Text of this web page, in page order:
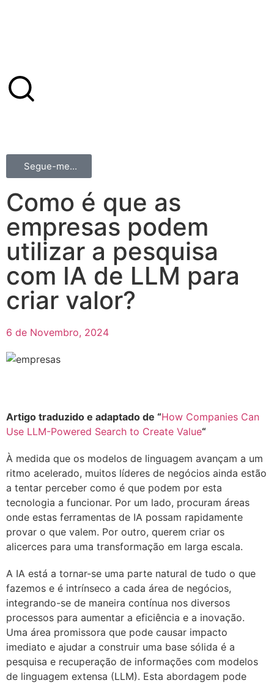
Segue-me...
Como é que as
empresas podem
utilizar a pesquisa
com IA de LLM para
criar valor?
6 de Novembro, 2024
Artigo traduzido e adaptado de “How Companies Can
Use LLM-Powered Search to Create Value“
À medida que os modelos de linguagem avançam a um
ritmo acelerado, muitos líderes de negócios ainda estão
a tentar perceber como é que podem por esta
tecnologia a funcionar. Por um lado, procuram áreas
onde estas ferramentas de IA possam rapidamente
provar o que valem. Por outro, querem criar os
alicerces para uma transformação em larga escala.
A IA está a tornar-se uma parte natural de tudo o que
fazemos e é intrínseco a cada área de negócios,
integrando-se de maneira contínua nos diversos
processos para aumentar a eficiência e a inovação.
Uma área promissora que pode causar impacto
imediato e ajudar a construir uma base sólida é a
pesquisa e recuperação de informações com modelos
de linguagem extensa (LLM). Esta abordagem pode